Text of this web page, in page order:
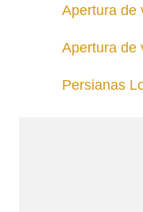
Apertura de
Apertura de
Persianas